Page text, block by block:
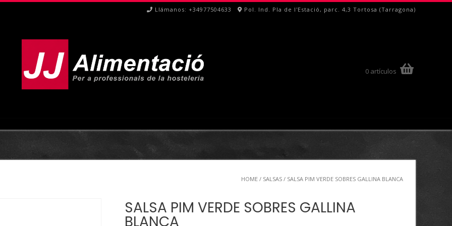
Llámanos: +34977504633 Pol. Ind. Pla de l'Estació, parc. 4,3 Tortosa (Tarragona)
0 artículos
HOME / SALSAS / SALSA PIM VERDE SOBRES GALLINA BLANCA
SALSA PIM VERDE SOBRES GALLINA
BLANCA